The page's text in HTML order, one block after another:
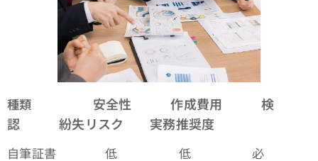
種類 安全性作成費用検
認紛失リスク 実務推奨度
自筆証書 低 低 必